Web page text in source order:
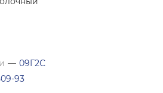
— 09Г2С
93